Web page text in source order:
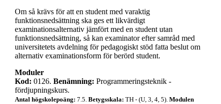
Om så krävs för att en student med varaktig
funktionsnedsättning ska ges ett likvärdigt
examinationsalternativ jämfört med en student utan
funktionsnedsättning, så kan examinator efter samråd med
universitetets avdelning för pedagogiskt stöd fatta beslut om
alternativ examinationsform för berörd student.
Moduler
Kod: 0126. Benämning: Programmeringsteknik -
fördjupningskurs.
Antal högskolepoäng: 7.5. Betygsskala: TH - (U, 3, 4, 5). Modulen